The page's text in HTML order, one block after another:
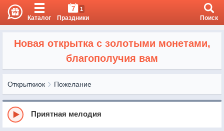
Каталог
7 1
Праздники Поиск
Новая открытка с золотыми монетами,
благополучия вам
Открыткиок Пожелание
Приятная мелодия